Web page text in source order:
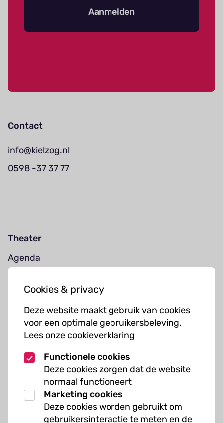
Cookies & privacy
Deze website maakt gebruik van cookies
voor een optimale gebruikersbeleving.
Lees onze cookieverklaring
Functionele cookies
Deze cookies zorgen dat de website
normaal functioneert
Marketing cookies
Deze cookies worden gebruikt om
gebruikersinteractie te meten en de
Aanmelden
Contact
info@kielzog.nl
0598 -37 37 77
Theater
Agenda
Muziekcursussen
Kunst cursussen
Over ons
Organisatie
Werken bij Kielzog
Veelgestelde vragen